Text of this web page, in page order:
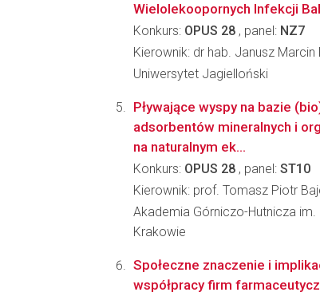
Wielolekoopornych Infekcji
Konkurs: OPUS 28 , panel: NZ7
Kierownik: dr hab. Janusz
Uniwersytet Jagielloński
Pływające wyspy na bazie
adsorbentów mineralnych i
na naturalnym ek...
Konkurs: OPUS 28 , panel: ST10
Kierownik: prof. Tomasz Piotr
Akademia Górniczo-Hutnicza
Krakowie
Społeczne znaczenie i
współpracy firm